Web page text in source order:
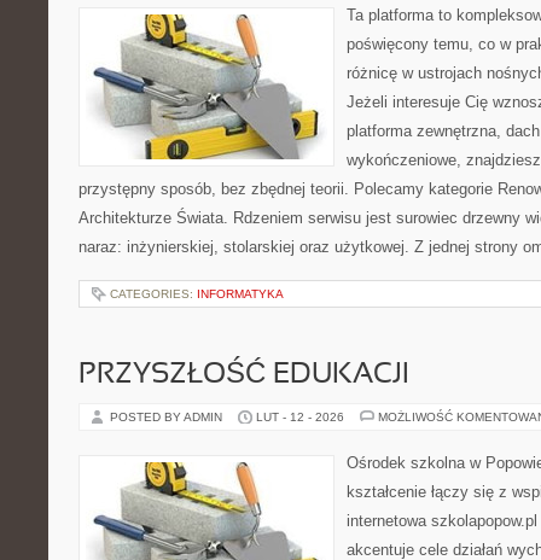
Ta platforma to
poświęcony temu, co w
różnicę w ustrojach
Jeżeli interesuje Cię
platforma zewnętrzna,
wykończeniowe,
przystępny sposób, bez zbędnej teorii. Polecamy kategorie
Architekturze Świata. Rdzeniem serwisu jest surowiec drzewny
naraz: inżynierskiej, stolarskiej oraz użytkowej. Z jednej strony
CATEGORIES: INFORMATYKA
PRZYSZŁOŚĆ EDUKACJI
POSTED BY ADMIN LUT - 12 - 2026 MOŻLIWOŚĆ
Ośrodek szkolna w
kształcenie łączy się z
internetowa
akcentuje cele działań